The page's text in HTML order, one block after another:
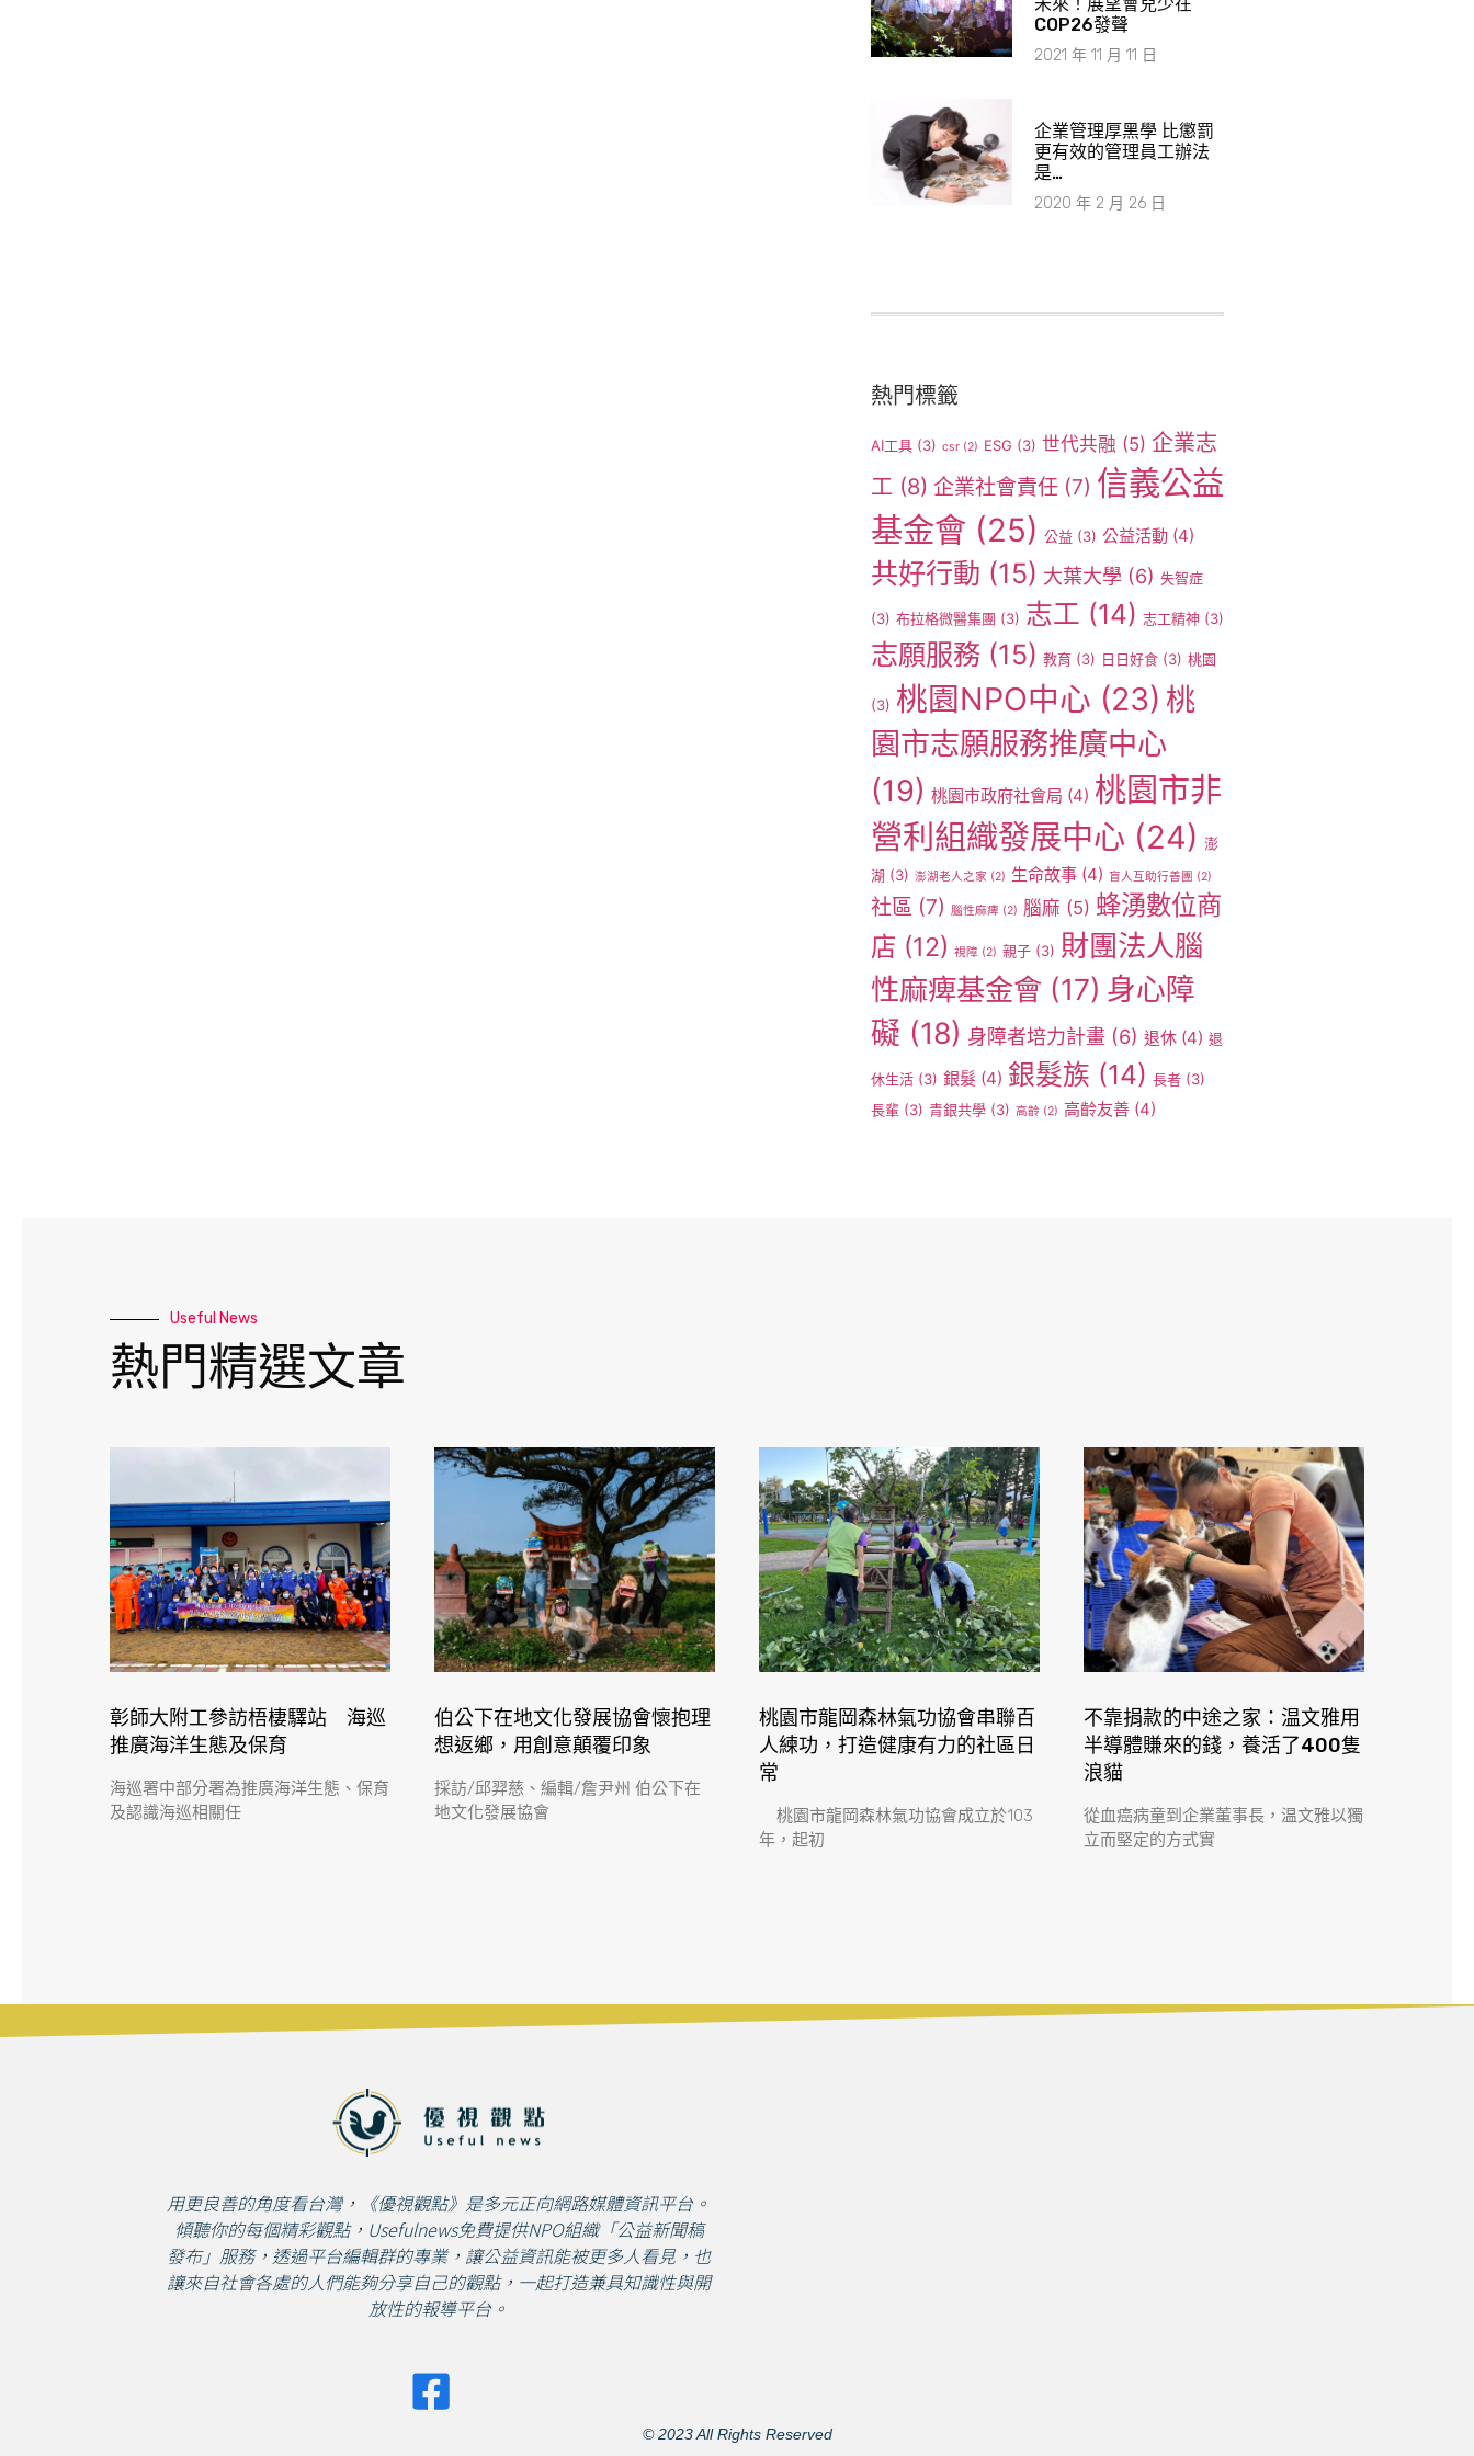
COP26發聲
2021 年 11 月 11 日
企業管理厚黑學 比懲罰
更有效的管理員工辦法
是…
2020 年 2 月 26 日
熱門標籤
AI工具 (3) csr (2) ESG (3) 世代共融 (5) 企業志
工 (8) 企業社會責任 (7) 信義公益
基金會 (25) 公益 (3) 公益活動 (4)
共好行動 (15) 大葉大學 (6) 失智症
(3) 布拉格微醫集團 (3) 志工 (14) 志工精神 (3)
志願服務 (15) 教育 (3) 日日好食 (3) 桃園
(3) 桃園NPO中心 (23) 桃
園市志願服務推廣中心
(19) 桃園市政府社會局 (4) 桃園市非
營利組織發展中心 (24) 澎
湖 (3) 澎湖老人之家 (2) 生命故事 (4) 盲人互助行善團 (2)
社區 (7) 腦性麻痺 (2) 腦麻 (5) 蜂湧數位商
店 (12) 視障 (2) 親子 (3) 財團法人腦
性麻痺基金會 (17) 身心障
礙 (18) 身障者培力計畫 (6) 退休 (4) 退
休生活 (3) 銀髮 (4) 銀髮族 (14) 長者 (3)
長輩 (3) 青銀共學 (3) 高齡 (2) 高齡友善 (4)
Useful News
熱門精選文章
彰師大附工參訪梧棲驛站 海巡
推廣海洋生態及保育
海巡署中部分署為推廣海洋生態、保育
及認識海巡相關任
伯公下在地文化發展協會懷抱理
想返鄉，用創意顛覆印象
採訪/邱羿慈、編輯/詹尹州 伯公下在
地文化發展協會
桃園市龍岡森林氣功協會串聯百
人練功，打造健康有力的社區日
常
桃園市龍岡森林氣功協會成立於103
年，起初
不靠捐款的中途之家：温文雅用
半導體賺來的錢，養活了400隻
浪貓
從血癌病童到企業董事長，温文雅以獨
立而堅定的方式實
用更良善的角度看台灣，《優視觀點》是多元正向網路媒體資訊平台。
傾聽你的每個精彩觀點，Usefulnews免費提供NPO組織「公益新聞稿
發布」服務，透過平台編輯群的專業，讓公益資訊能被更多人看見，也
讓來自社會各處的人們能夠分享自己的觀點，一起打造兼具知識性與開
放性的報導平台。
© 2023 All Rights Reserved